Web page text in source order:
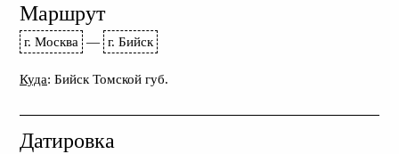
Маршрут
г. Москва — г. Бийск
Куда: Бийск Томской губ.
Датировка